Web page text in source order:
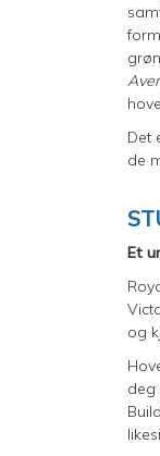
Det
de
Et
og
deg